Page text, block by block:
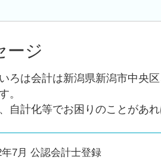
法人税 中間納付
中期 経営計画 必要性
法人税 中間申告
ージ
ろは会計は新潟県新潟市中央
。
自計化等でお困りのことがあ
7月 公認会計士登録